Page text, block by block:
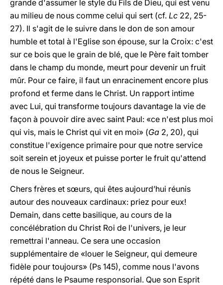
grande d'assumer le style du Fils de Dieu, qui est venu
au milieu de nous comme celui qui sert (cf. Lc 22, 25-
27). Il s'agit de le suivre dans le don de son amour
humble et total à l'Eglise son épouse, sur la Croix: c'est
sur ce bois que le grain de blé, que le Père fait tomber
dans le champ du monde, meurt pour devenir un fruit
mûr. Pour ce faire, il faut un enracinement encore plus
profond et ferme dans le Christ. Un rapport intime
avec Lui, qui transforme toujours davantage la vie de
façon à pouvoir dire avec saint Paul: «ce n'est plus moi
qui vis, mais le Christ qui vit en moi» (Ga 2, 20), qui
constitue l'exigence primaire pour que notre service
soit serein et joyeux et puisse porter le fruit qu'attend
de nous le Seigneur.
Chers frères et sœurs, qui êtes aujourd’hui réunis
autour des nouveaux cardinaux: priez pour eux!
Demain, dans cette basilique, au cours de la
concélébration du Christ Roi de l'univers, je leur
remettrai l'anneau. Ce sera une occasion
supplémentaire de «louer le Seigneur, qui demeure
fidèle pour toujours» (Ps 145), comme nous l'avons
répété dans le Psaume responsorial. Que son Esprit